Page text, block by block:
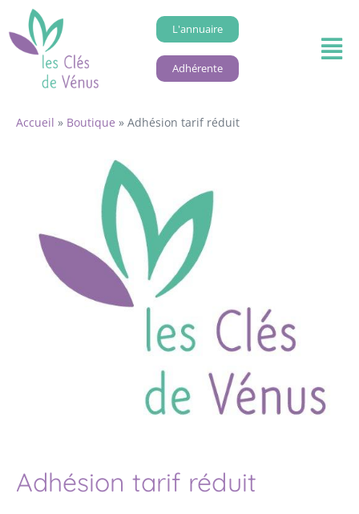
L'annuaire
Adhérente
Accueil » Boutique » Adhésion tarif réduit
Adhésion tarif réduit